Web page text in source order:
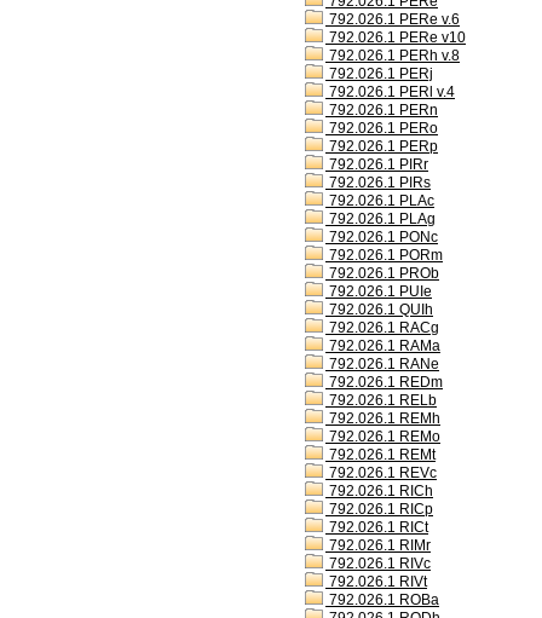
792.026.1 PERe v.6
792.026.1 PERe v10
792.026.1 PERh v.8
792.026.1 PERj
792.026.1 PERl v.4
792.026.1 PERn
792.026.1 PERo
792.026.1 PERp
792.026.1 PIRr
792.026.1 PIRs
792.026.1 PLAc
792.026.1 PLAg
792.026.1 PONc
792.026.1 PORm
792.026.1 PROb
792.026.1 PUIe
792.026.1 QUIh
792.026.1 RACg
792.026.1 RAMa
792.026.1 RANe
792.026.1 REDm
792.026.1 RELb
792.026.1 REMh
792.026.1 REMo
792.026.1 REMt
792.026.1 REVc
792.026.1 RICh
792.026.1 RICp
792.026.1 RICt
792.026.1 RIMr
792.026.1 RIVc
792.026.1 RIVt
792.026.1 ROBa